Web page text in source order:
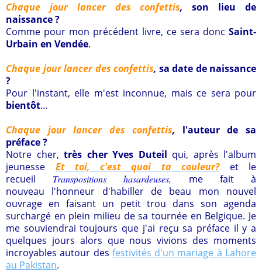
Chaque jour lancer des confettis, son lieu de
naissance ?
Comme pour mon précédent livre, ce sera donc Saint-
Urbain en Vendée.
Chaque jour lancer des confettis, sa date de naissance
?
Pour l'instant, elle m'est inconnue, mais ce sera pour
bientôt...
Chaque jour lancer des confettis, l'auteur de sa
préface ?
Notre cher, très cher Yves Duteil qui, après l'album
jeunesse Et toi, c'est quoi ta couleur?et le
recueil Transpositions hasardeuses, me fait à
nouveau l'honneur d'habiller de beau mon nouvel
ouvrage en faisant un petit trou dans son agenda
surchargé en plein milieu de sa tournée en Belgique. Je
me souviendrai toujours que j'ai reçu sa préface il y a
quelques jours alors que nous vivions des moments
incroyables autour des festivités d'un mariage à Lahore
au Pakistan.